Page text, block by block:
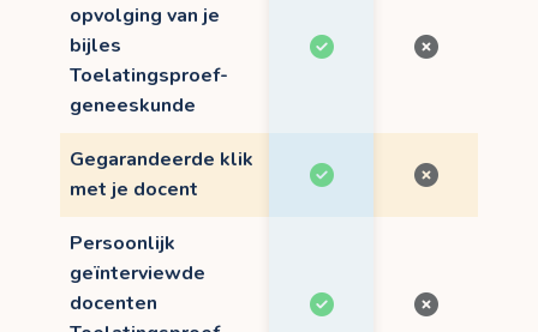
opvolging van je
bijles
Toelatingsproef-
geneeskunde
Gegarandeerde klik
met je docent
Persoonlijk
geïnterviewde
docenten